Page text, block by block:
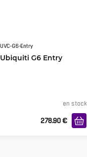
UVC-G6-Entry
Ubiquiti G6 Entry
en stock
278.90 €